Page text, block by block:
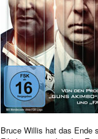
Bruce Willis hat das Ende